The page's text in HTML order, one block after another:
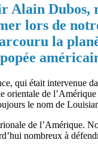
Alain
lors de
la
qui était intervenue
orientale de
le nom de
de l’Amérique.
nombreux à